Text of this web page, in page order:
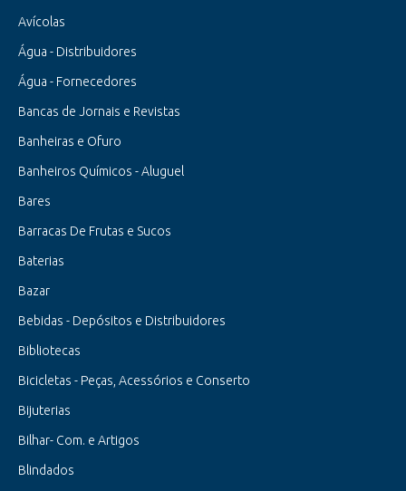
Avícolas
Água - Distribuidores
Água - Fornecedores
Bancas de Jornais e Revistas
Banheiras e Ofuro
Banheiros Químicos - Aluguel
Bares
Barracas De Frutas e Sucos
Baterias
Bazar
Bebidas - Depósitos e Distribuidores
Bibliotecas
Bicicletas - Peças, Acessórios e Conserto
Bijuterias
Bilhar- Com. e Artigos
Blindados